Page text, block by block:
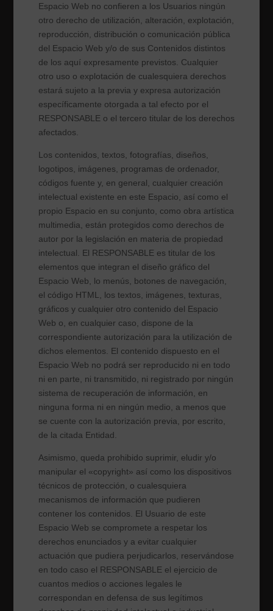
Espacio Web no confieren a los Usuarios ningún
otro derecho de utilización, alteración, explotación,
reproducción, distribución o comunicación pública
del Espacio Web y/o de sus Contenidos distintos
de los aquí expresamente previstos. Cualquier
otro uso o explotación de cualesquiera derechos
estará sujeto a la previa y expresa autorización
específicamente otorgada a tal efecto por el
RESPONSABLE o el tercero titular de los derechos
afectados.
Los contenidos, textos, fotografías, diseños,
logotipos, imágenes, programas de ordenador,
códigos fuente y, en general, cualquier creación
intelectual existente en este Espacio, así como el
propio Espacio en su conjunto, como obra artística
multimedia, están protegidos como derechos de
autor por la legislación en materia de propiedad
intelectual. El RESPONSABLE es titular de los
elementos que integran el diseño gráfico del
Espacio Web, lo menús, botones de navegación,
el código HTML, los textos, imágenes, texturas,
gráficos y cualquier otro contenido del Espacio
Web o, en cualquier caso, dispone de la
correspondiente autorización para la utilización de
dichos elementos. El contenido dispuesto en el
Espacio Web no podrá ser reproducido ni en todo
ni en parte, ni transmitido, ni registrado por ningún
sistema de recuperación de información, en
ninguna forma ni en ningún medio, a menos que
se cuente con la autorización previa, por escrito,
de la citada Entidad.
Asimismo, queda prohibido suprimir, eludir y/o
manipular el «copyright» así como los dispositivos
técnicos de protección, o cualesquiera
mecanismos de información que pudieren
contener los contenidos. El Usuario de este
Espacio Web se compromete a respetar los
derechos enunciados y a evitar cualquier
actuación que pudiera perjudicarlos, reservándose
en todo caso el RESPONSABLE el ejercicio de
cuantos medios o acciones legales le
correspondan en defensa de sus legítimos